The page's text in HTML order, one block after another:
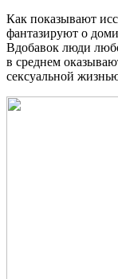
Как показывают
фантазируют о
Вдобавок люди
в среднем
сексуальной